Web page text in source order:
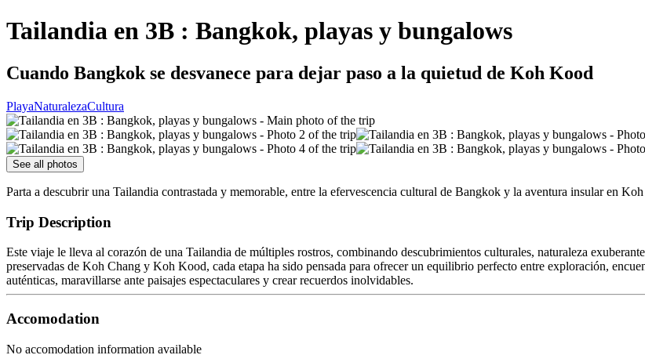
Tailandia en 3B : Bangkok, playas y bungalows
Cuando Bangkok se desvanece para dejar paso a la quietud de Koh Kood
PlayaNaturalezaCultura
See all photos
Parta a descubrir una Tailandia contrastada y memorable, entre la efervescencia cultural de Bangkok y la aventura insular en
Trip Description
Este viaje le lleva al corazón de una Tailandia de múltiples rostros, combinando descubrimientos culturales, naturaleza
preservadas de Koh Chang y Koh Kood, cada etapa ha sido pensada para ofrecer un equilibrio perfecto entre exploración,
auténticas, maravillarse ante paisajes espectaculares y crear recuerdos inolvidables.
Accomodation
No accomodation information available